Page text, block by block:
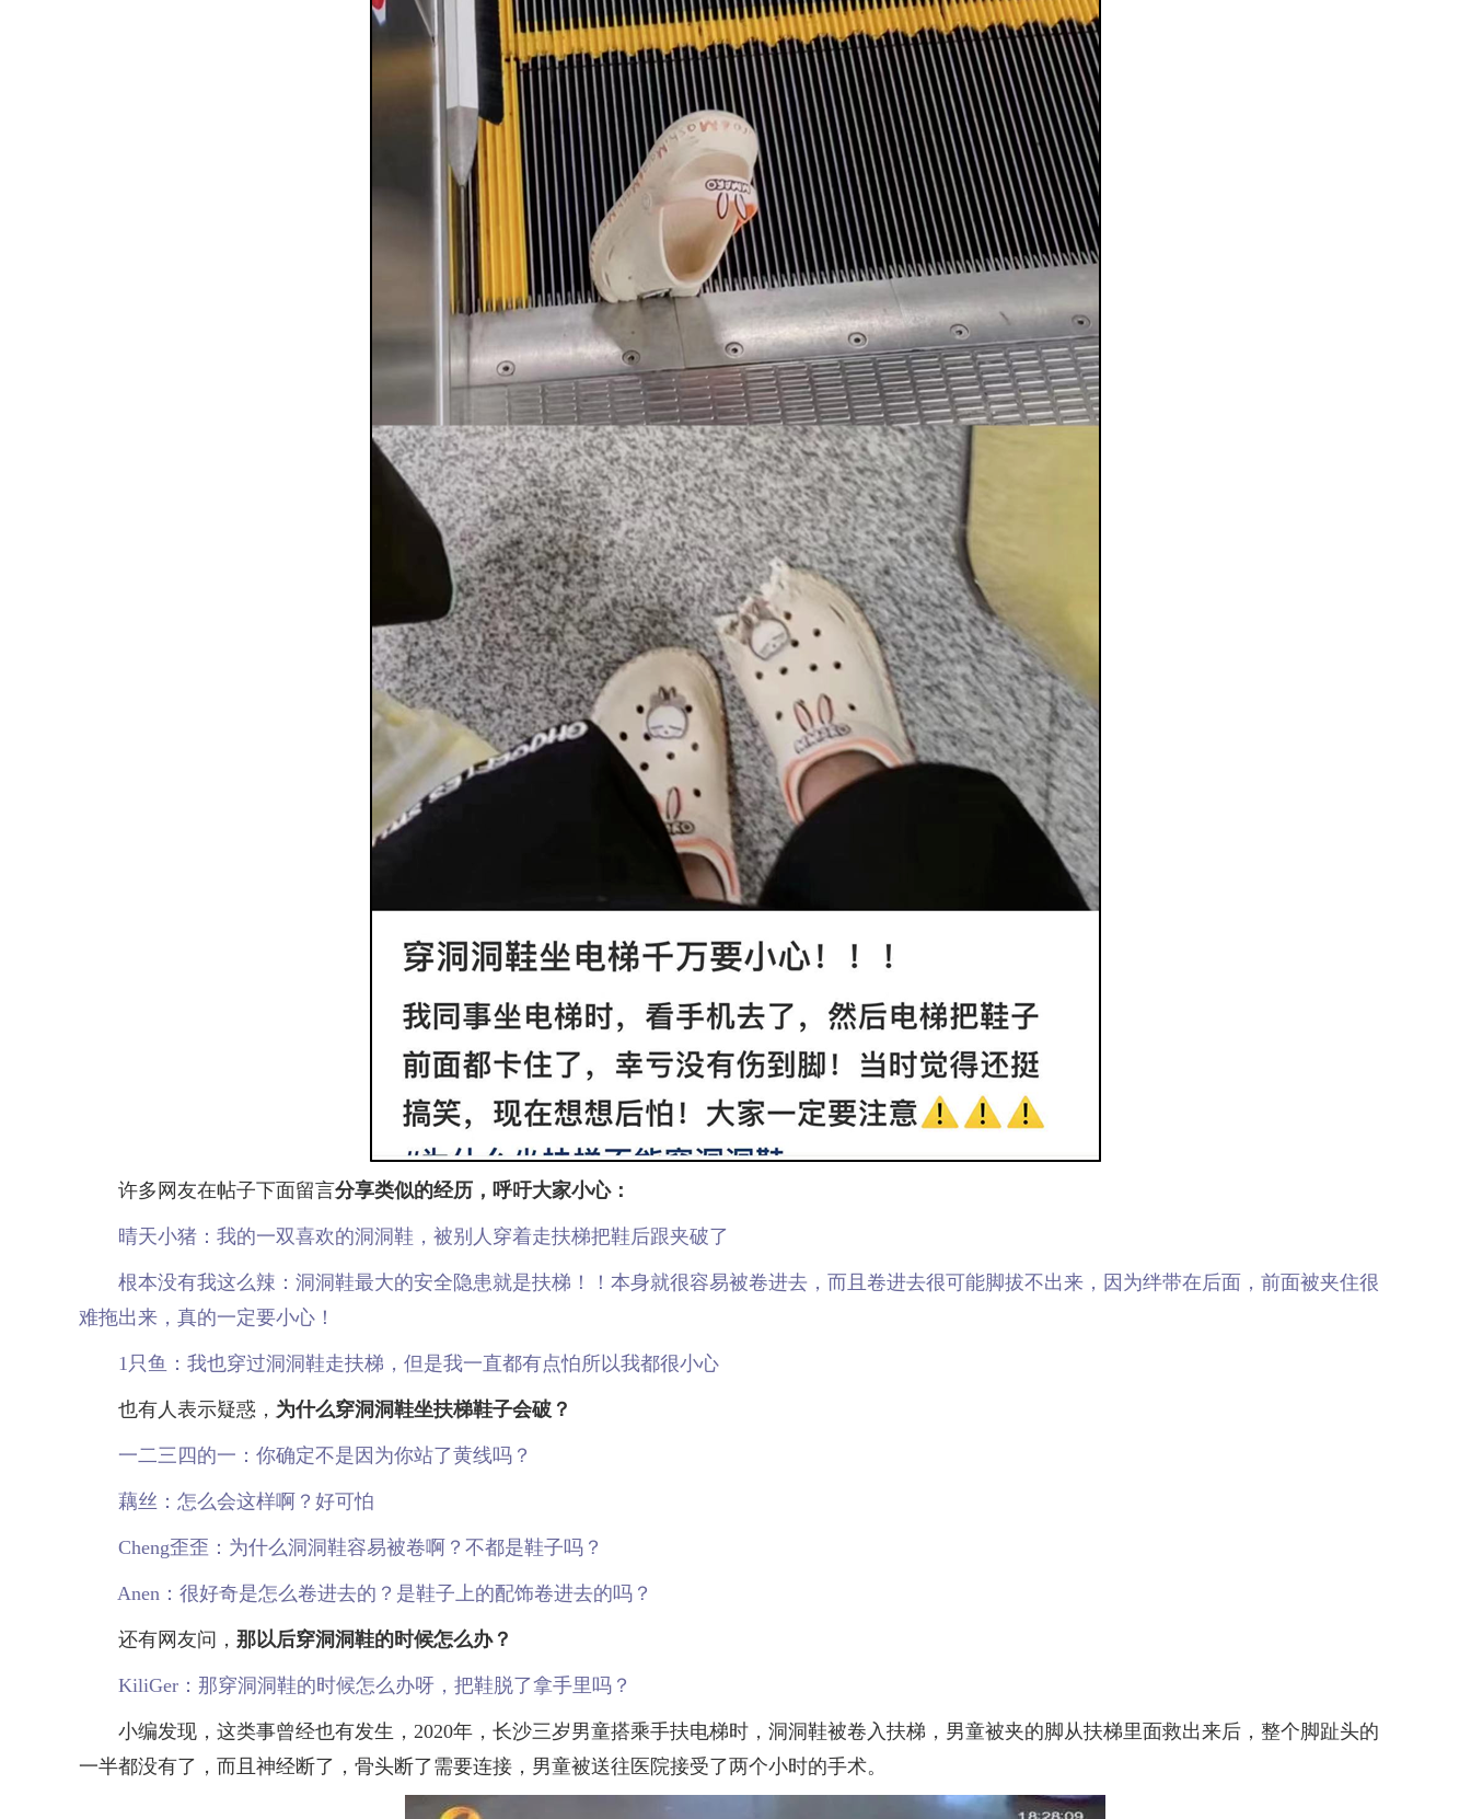
许多网友在帖子下面留言分享类似的经历，呼吁大家小心：
晴天小猪：我的一双喜欢的洞洞鞋，被别人穿着走扶梯把鞋后跟夹破了
根本没有我这么辣：洞洞鞋最大的安全隐患就是扶梯！！本身就很容易被卷进去，而且卷进去很可能脚拔不出来，因为绊带在后面，前面被夹住很
难拖出来，真的一定要小心！
1只鱼：我也穿过洞洞鞋走扶梯，但是我一直都有点怕所以我都很小心
也有人表示疑惑， 为什么穿洞洞鞋坐扶梯鞋子会破？
一二三四的一：你确定不是因为你站了黄线吗？
藕丝：怎么会这样啊？好可怕
Cheng歪歪：为什么洞洞鞋容易被卷啊？不都是鞋子吗？
Anen：很好奇是怎么卷进去的？是鞋子上的配饰卷进去的吗？
还有网友问， 那以后穿洞洞鞋的时候怎么办？
KiliGer：那穿洞洞鞋的时候怎么办呀，把鞋脱了拿手里吗？
小编发现，这类事曾经也有发生，2020年，长沙三岁男童搭乘手扶电梯时，洞洞鞋被卷入扶梯，男童被夹的脚从扶梯里面救出来后，整个脚趾头的
一半都没有了，而且神经断了，骨头断了需要连接，男童被送往医院接受了两个小时的手术。